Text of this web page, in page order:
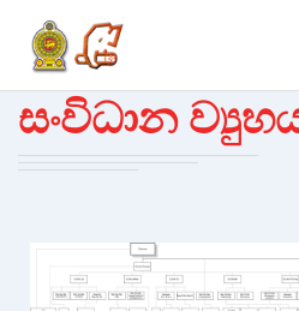
සංවිධාන